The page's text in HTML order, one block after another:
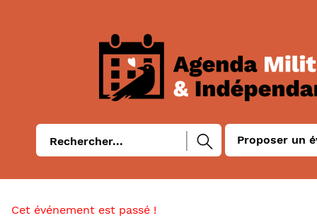
Proposer un
Cet événement est passé !